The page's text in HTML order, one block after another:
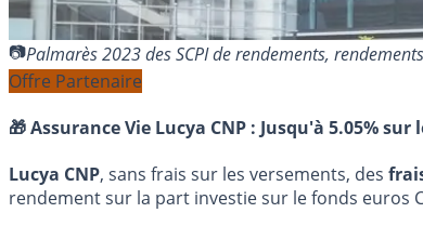
Palmarès 2023 des SCPI de rendements,
Offre Partenaire
🎁 Assurance Vie Lucya CNP : Jusqu'à 5.05% sur
Lucya CNP, sans frais sur les versements, des
rendement sur la part investie sur le fonds euros